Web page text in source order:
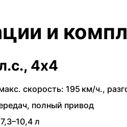
и
4x4
скорость: 195 км/ч.,
, полный привод
л